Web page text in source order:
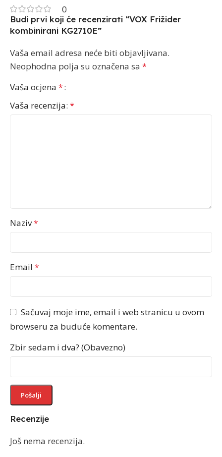
0
Recenzije
Još nema recenzija.
Budi prvi koji će recenzirati “VOX Frižider
kombinirani KG2710E”
Vaša email adresa neće biti objavljivana.
Neophodna polja su označena sa *
Vaša ocjena *
Vaša recenzija: *
Naziv*
Email *
Sačuvaj moje ime, email i web stranicu u ovom
browseru za buduće komentare.
Zbir sedam i dva? (Obavezno)